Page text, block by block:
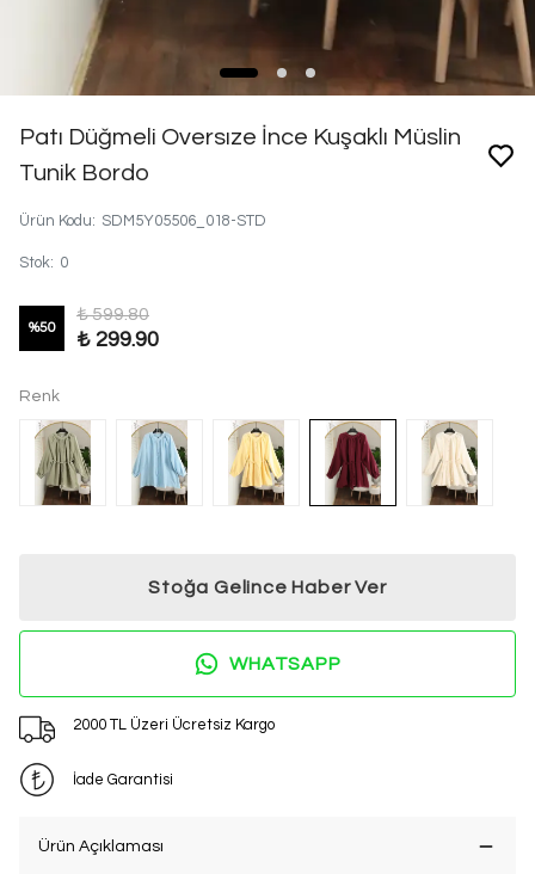
Patı Düğmeli Oversıze İnce Kuşaklı Müslin
Tunik Bordo
Ürün Kodu: SDM5Y05506_018-STD
Stok: 0
%50
₺ 599.80
₺ 299.90
Renk
Stoğa Gelince Haber Ver
WHATSAPP
2000 TL Üzeri Ücretsiz Kargo
İade Garantisi
Ürün Açıklaması